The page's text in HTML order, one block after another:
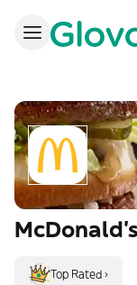
McDonald's
Top Rated ›